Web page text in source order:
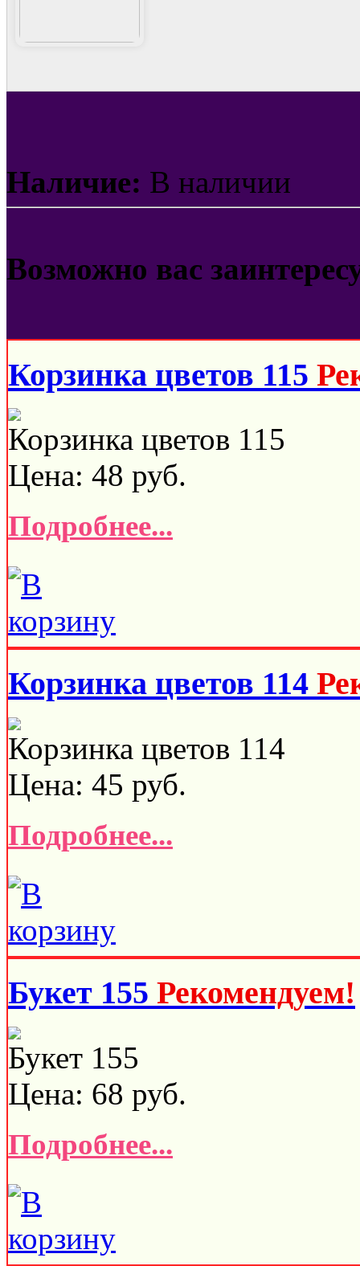
Наличие: В наличии
Возможно вас
Корзинка цветов 115
Корзинка цветов 115
Цена: 48 руб.
Подробнее...
Корзинка цветов 114
Корзинка цветов 114
Цена: 45 руб.
Подробнее...
Букет 155 Рекомендуем!
Букет 155
Цена: 68 руб.
Подробнее...